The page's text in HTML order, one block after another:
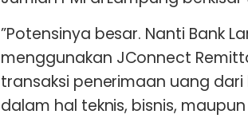
”Potensinya besar. Nanti Bank
menggunakan JConnect
transaksi penerimaan uang
dalam hal teknis, bisnis,